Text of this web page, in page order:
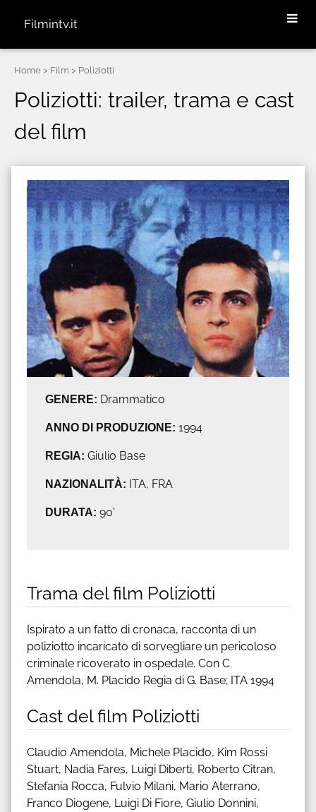
Filmintv.it
Home > Film > Poliziotti
Poliziotti: trailer, trama e cast
del film
GENERE: Drammatico
ANNO DI PRODUZIONE: 1994
REGIA: Giulio Base
NAZIONALITÀ: ITA, FRA
DURATA: 90'
Trama del film Poliziotti
Ispirato a un fatto di cronaca, racconta di un
poliziotto incaricato di sorvegliare un pericoloso
criminale ricoverato in ospedale. Con C.
Amendola, M. Placido Regia di G. Base; ITA 1994
Cast del film Poliziotti
Claudio Amendola, Michele Placido, Kim Rossi
Stuart, Nadia Fares, Luigi Diberti, Roberto Citran,
Stefania Rocca, Fulvio Milani, Mario Aterrano,
Franco Diogene, Luigi Di Fiore, Giulio Donnini,